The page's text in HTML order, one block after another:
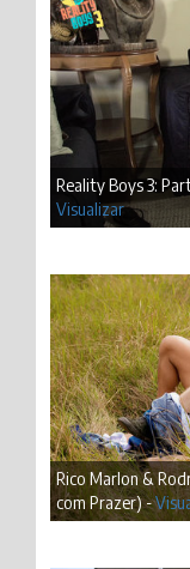
Reality Boys 3:
Visualizar
Rico Marlon &
com Prazer) -